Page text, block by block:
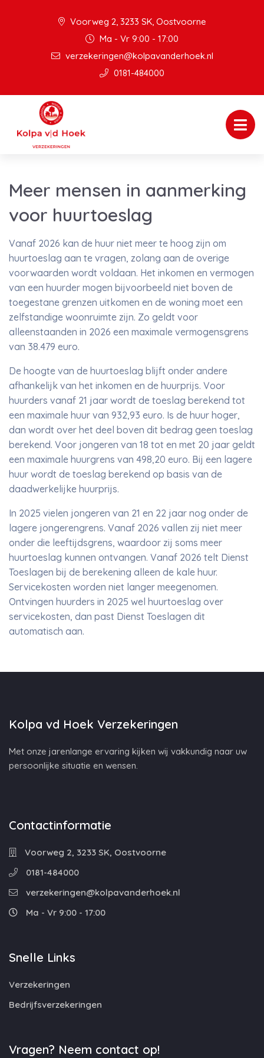
Voorweg 2, 3233 SK, Oostvoorne
Ma - Vr 9:00 - 17:00
verzekeringen@kolpavanderhoek.nl
0181-484000
Meer mensen in aanmerking
voor huurtoeslag
Vanaf 2026 kan de huur niet meer te hoog zijn om
huurtoeslag aan te vragen, zolang aan de overige
voorwaarden wordt voldaan. Het inkomen en vermogen
van een huurder mogen bijvoorbeeld niet boven de
toegestane grenzen uitkomen en de woning moet een
zelfstandige woonruimte zijn. Zo geldt voor
alleenstaanden in 2026 een maximale vermogensgrens
van 38.479 euro.
De hoogte van de huurtoeslag blijft onder andere
afhankelijk van het inkomen en de huurprijs. Voor
huurders vanaf 21 jaar wordt de toeslag berekend tot
een maximale huur van 932,93 euro. Is de huur hoger,
dan wordt over het deel boven dit bedrag geen toeslag
berekend. Voor jongeren van 18 tot en met 20 jaar geldt
een maximale huurgrens van 498,20 euro. Bij een lagere
huur wordt de toeslag berekend op basis van de
daadwerkelijke huurprijs.
In 2025 vielen jongeren van 21 en 22 jaar nog onder de
lagere jongerengrens. Vanaf 2026 vallen zij niet meer
onder die leeftijdsgrens, waardoor zij soms meer
huurtoeslag kunnen ontvangen. Vanaf 2026 telt Dienst
Toeslagen bij de berekening alleen de kale huur.
Servicekosten worden niet langer meegenomen.
Ontvingen huurders in 2025 wel huurtoeslag over
servicekosten, dan past Dienst Toeslagen dit
automatisch aan.
Kolpa vd Hoek Verzekeringen
Met onze jarenlange ervaring kijken wij vakkundig naar uw
persoonlijke situatie en wensen.
Contactinformatie
Voorweg 2, 3233 SK, Oostvoorne
0181-484000
verzekeringen@kolpavanderhoek.nl
Ma - Vr 9:00 - 17:00
Snelle Links
Verzekeringen
Bedrijfsverzekeringen
Vragen? Neem contact op!